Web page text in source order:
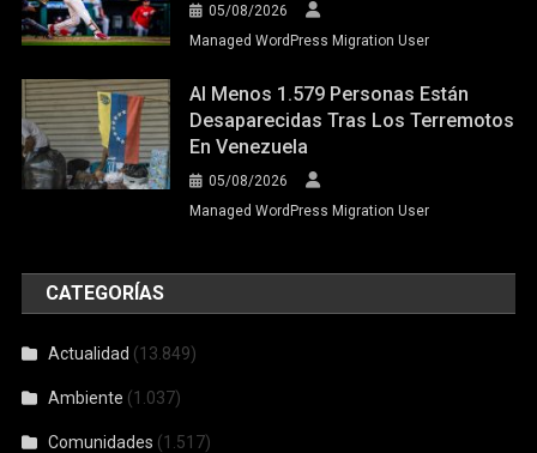
05/08/2026
Managed WordPress Migration User
Al Menos 1.579 Personas Están
Desaparecidas Tras Los Terremotos
En Venezuela
05/08/2026
Managed WordPress Migration User
CATEGORÍAS
Actualidad (13.849)
Ambiente (1.037)
Comunidades (1.517)